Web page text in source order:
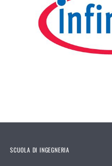
SCUOLA DI INGEGNERIA